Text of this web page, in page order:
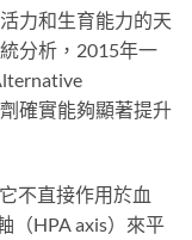
力和生育能力的天
分析，2015年一
確實能夠顯著提升
不直接作用於血
（HPA axis）來平